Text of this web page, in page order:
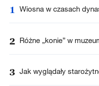
1 Wiosna w czasach
2 Różne „konie” w
3 Jak wyglądały